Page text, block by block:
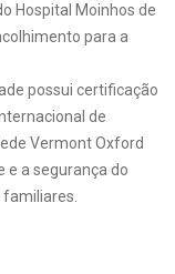
Hospital Moinhos de
para a
possui certificação
de
Vermont Oxford
e a segurança do